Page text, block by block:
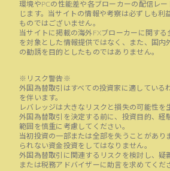
環境やPCの性能差や各ブローカーの配信レ
じます。当サイトの情報や考察は必ずしも利
ものではございません。
当サイトに掲載の海外FXブローカーに関す
を対象とした情報提供ではなく、また、国内
の勧誘を目的としたものではありません。
※リスク警告※
外国為替取引はすべての投資家に適している
を伴います。
レバレッジは大きなリスクと損失の可能性を
外国為替取引を決定する前に、投資目的、経
範囲を慎重に考慮してください。
当初投資の一部または全部を失うことがあり
られない資金投資をしてはなりません。
外国為替取引に関連するリスクを検討し、疑
または税務アドバイザーに助言を求めてくだ